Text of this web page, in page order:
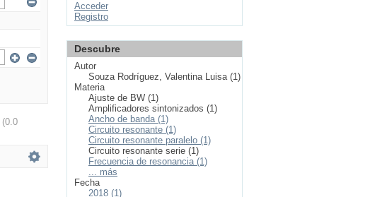
(0.0
Acceder
Registro
Descubre
Autor
Souza Rodríguez, Valentina Luisa (1)
Materia
Ajuste de BW (1)
Amplificadores sintonizados (1)
Ancho de banda (1)
Circuito resonante (1)
Circuito resonante paralelo (1)
Circuito resonante serie (1)
Frecuencia de resonancia (1)
... más
Fecha
2018 (1)